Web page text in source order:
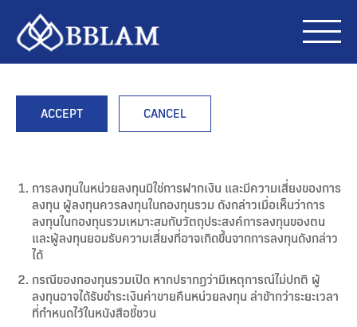
ACCEPT CANCEL
การลงทุนในหน่วยลงทุนมิใช่การฝากเงิน และมีความเสี่ยงของการ
ลงทุน ผู้ลงทุนควรลงทุนในกองทุนรวม ดังกล่าวเมื่อเห็นว่าการ
ลงทุนในกองทุนรวมเหมาะสมกับวัตถุประสงค์การลงทุนของตน
และผู้ลงทุนยอมรับความเสี่ยงที่อาจเกิดขึ้นจากการลงทุนดังกล่าว
ได้
กรณีของกองทุนรวมเปิด หากปรากฏว่ามีเหตุการณ์ไม่ปกติ ผู้
ลงทุนอาจได้รับชำระเงินค่าขายคืนหน่วยลงทุน ล่าช้ากว่าระยะเวลา
ที่กำหนดไว้ในหนังสือชี้ชวน